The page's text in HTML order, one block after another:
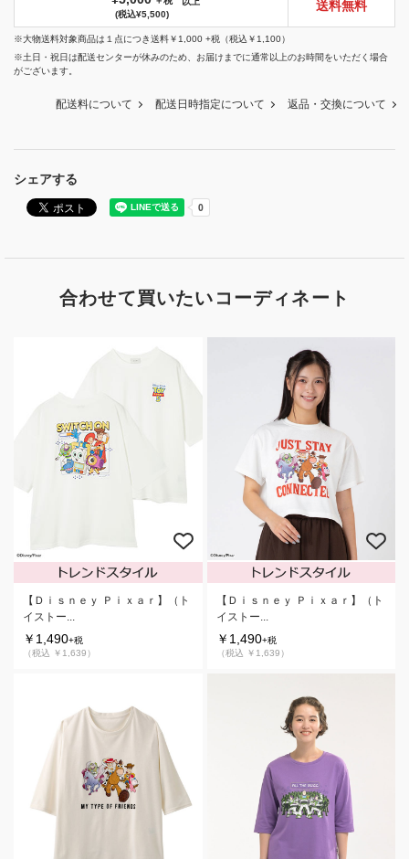
シェアする
(税込¥5,500)
送料無料
※大物送料対象商品は１点につき送料￥1,000 +税（税込￥1,100）
※土日・祝日は配送センターが休みのため、お届けまでに通常以上のお時間をいただく場合
がございます。
配送料について 配送日時指定について 返品・交換について
合わせて買いたいコーディネート
【Ｄｉｓｎｅｙ Ｐｉｘａｒ】（ト
イストー...
￥1,490+税
（税込 ￥1,639）
【Ｄｉｓｎｅｙ Ｐｉｘａｒ】（ト
イストー...
￥1,490+税
（税込 ￥1,639）